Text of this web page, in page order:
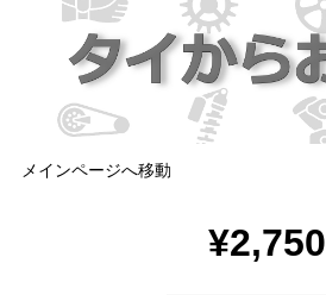
メインページへ移動
¥2,750